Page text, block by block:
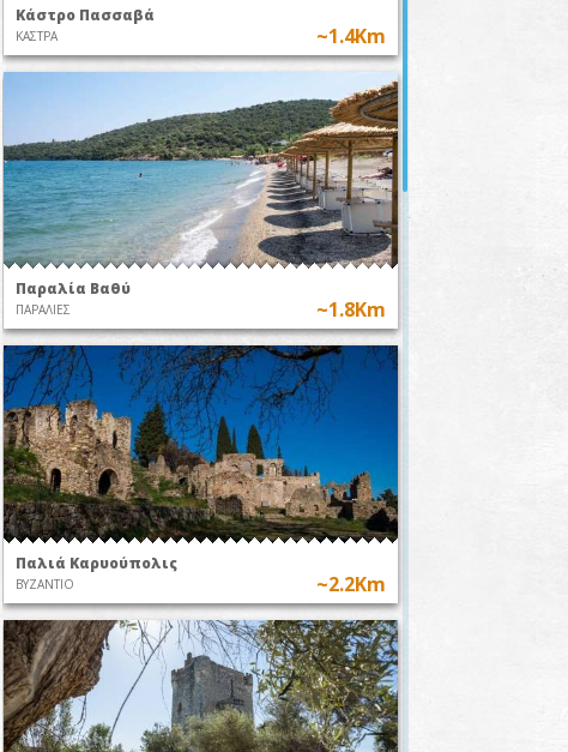
Κάστρο Πασσαβά
ΚΑΣΤΡΑ ~1.4Km
Παραλία Βαθύ
ΠΑΡΑΛΙΕΣ ~1.8Km
Παλιά Καρυούπολις
ΒΥΖΑΝΤΙΟ ~2.2Km